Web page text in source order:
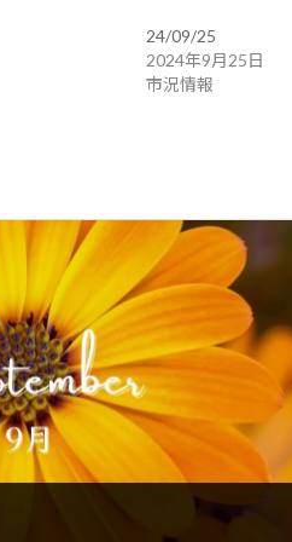
24/09/25
2024年9月25日
市況情報